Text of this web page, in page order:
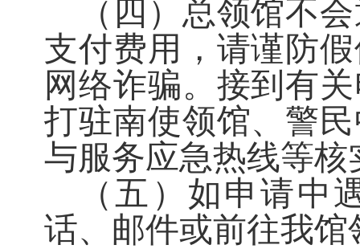
（四）总领馆不
支付费用，请谨防
网络诈骗。接到有
打驻南使领馆、警
与服务应急热线等核
（五）如申请中
话、邮件或前往我